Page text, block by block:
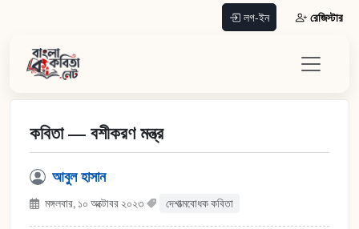
লগ-ইন রেজিস্টার
কবিতা — বশীকরণ মন্ত্র
আবুল হাসান
মঙ্গলবার, ১০ অক্টোবর ২০২৩ দেশাত্মবোধক কবিতা